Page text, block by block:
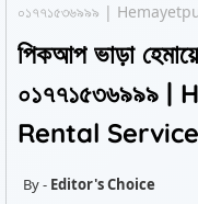
০১৭৭১৫৩৬৯৯৯ |
পিকআপ ভাড়া
০১৭৭১৫৩৬৯৯৯
Rental Service
Editor's Choice